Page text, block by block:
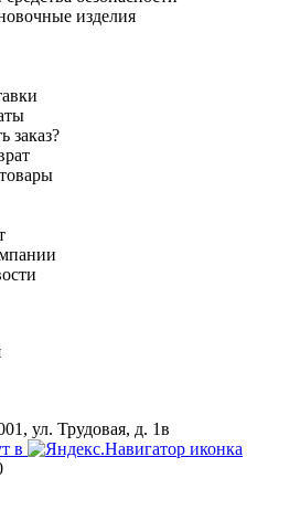
изделия
заказ?
ул. Трудовая, д. 1в
в